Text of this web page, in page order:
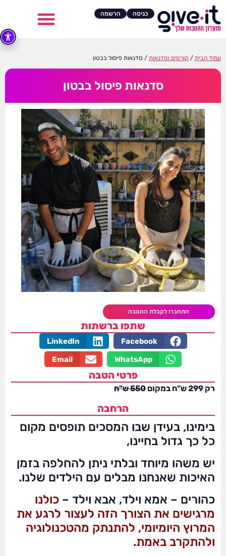
כניסה הרשמה
עמוד הבית / קורסים וסדנאות / סדנאות פיסול בבטון
סדנאות פיסול בבטון
התחברו לקבלת ההטבה
שתפו ברשתות
Facebook
LinkedIn
WhatsApp
Email
פרטי הטבה
רק 299 ש"ח במקום 550 ש"ח
הרחבה
בימינו, בעידן שבו המסכים תופסים מקום
כל כך גדול בחיינו,
יש משהו מיוחד ובלתי ניתן להחלפה בזמן
האיכות שאנחנו מבלים עם הילדים שלנו.
כהורים – אמא וילד, אבא וילד – כולנו
מרגישים את הצורך הזה לעצור לרגע את
המרוץ היומיומי, להתנתק מהטכנולוגיה
ולהתקרב באמת.